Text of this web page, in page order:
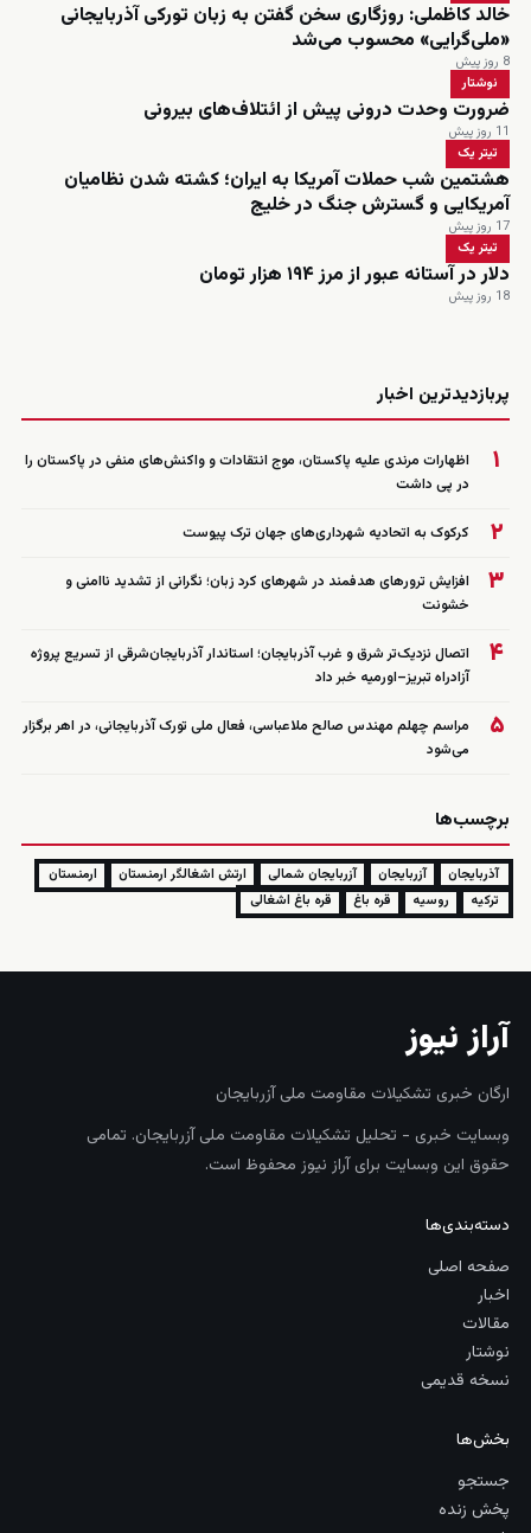
خالد کاظملی: روزگاری سخن گفتن به زبان تورکی آذربایجانی
«ملی‌گرایی» محسوب می‌شد
8 روز پیش
نوشتار
ضرورت وحدت درونی پیش از ائتلاف‌های بیرونی
11 روز پیش
تیتر یک
هشتمین شب حملات آمریکا به ایران؛ کشته شدن نظامیان
آمریکایی و گسترش جنگ در خلیج
17 روز پیش
تیتر یک
دلار در آستانه عبور از مرز ۱۹۴ هزار تومان
18 روز پیش
پربازدیدترین اخبار
۱
اظهارات مرندی علیه پاکستان، موج انتقادات و واکنش‌های منفی در پاکستان را
در پی داشت
۲ کرکوک به اتحادیه شهرداری‌های جهان ترک پیوست
۳
افزایش ترورهای هدفمند در شهرهای کرد زبان؛ نگرانی از تشدید ناامنی و
خشونت
۴
اتصال نزدیک‌تر شرق و غرب آذربایجان؛ استاندار آذربایجان‌شرقی از تسریع پروژه
آزادراه تبریز–اورمیه خبر داد
۵
مراسم چهلم مهندس صالح ملاعباسی، فعال ملی تورک آذربایجانی، در اهر برگزار
می‌شود
برچسب‌ها
آذربایجان آزربایجان آزربایجان شمالی ارتش اشغالگر ارمنستان
ارمنستان
ترکیه
روسیه قره باغ قره باغ اشغالی
آراز نیوز
ارگان خبری تشکیلات مقاومت ملی آزربایجان
وبسایت خبری - تحلیل تشکیلات مقاومت ملی آزربایجان. تمامی
حقوق این وبسایت برای آراز نیوز محفوظ است.
دسته‌بندی‌ها
صفحه اصلی
اخبار
مقالات
نوشتار
نسخه قدیمی
بخش‌ها
جستجو
پخش زنده